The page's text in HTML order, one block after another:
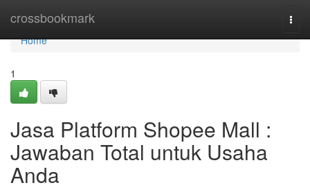
crossbookmark
Home
Home
1
Jasa Platform Shopee Mall :
Jawaban Total untuk Usaha
Anda